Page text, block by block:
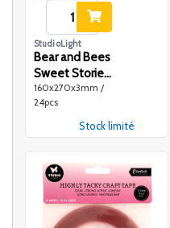
StudioLight
Bear and Bees
Sweet Stories
nr.37
160x270x3mm /
24pcs
Stock limité